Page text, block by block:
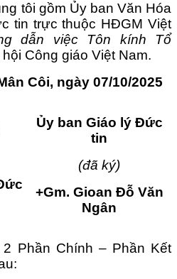
tôi gồm Ủy ban Văn Hóa
tin trực thuộc HĐGM Việt
dẫn việc Tôn kính Tổ
Công giáo Việt Nam.
Côi, ngày 07/10/2025
Ủy ban Giáo lý Đức
tin
(đã ký)
+Gm. Gioan Đỗ Văn
Ngân
Phần Chính – Phần Kết